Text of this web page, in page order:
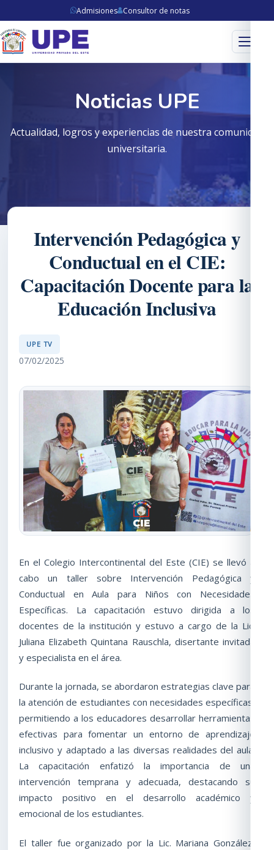
Admisiones Consultor de notas
Menú
Noticias UPE
Actualidad, logros y experiencias de nuestra comunidad
universitaria.
Intervención Pedagógica y
Conductual en el CIE:
Capacitación Docente para la
Educación Inclusiva
UPE TV
07/02/2025
En el Colegio Intercontinental del Este (CIE) se llevó a
cabo un taller sobre Intervención Pedagógica y
Conductual en Aula para Niños con Necesidades
Específicas. La capacitación estuvo dirigida a los
docentes de la institución y estuvo a cargo de la Lic.
Juliana Elizabeth Quintana Rauschla, disertante invitada
y especialista en el área.
Durante la jornada, se abordaron estrategias clave para
la atención de estudiantes con necesidades específicas,
permitiendo a los educadores desarrollar herramientas
efectivas para fomentar un entorno de aprendizaje
inclusivo y adaptado a las diversas realidades del aula.
La capacitación enfatizó la importancia de una
intervención temprana y adecuada, destacando su
impacto positivo en el desarrollo académico y
emocional de los estudiantes.
El taller fue organizado por la Lic. Mariana González,